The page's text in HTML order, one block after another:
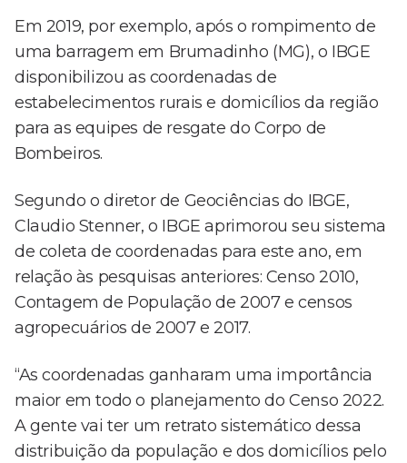
Em 2019, por exemplo, após o rompimento de
uma barragem em Brumadinho (MG), o IBGE
disponibilizou as coordenadas de
estabelecimentos rurais e domicílios da região
para as equipes de resgate do Corpo de
Bombeiros.
Segundo o diretor de Geociências do IBGE,
Claudio Stenner, o IBGE aprimorou seu sistema
de coleta de coordenadas para este ano, em
relação às pesquisas anteriores: Censo 2010,
Contagem de População de 2007 e censos
agropecuários de 2007 e 2017.
“As coordenadas ganharam uma importância
maior em todo o planejamento do Censo 2022.
A gente vai ter um retrato sistemático dessa
distribuição da população e dos domicílios pelo